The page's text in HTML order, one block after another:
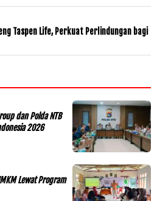
Taspen Life, Perkuat Perlindungan bagi
dan Polda NTB
2026
Lewat Program